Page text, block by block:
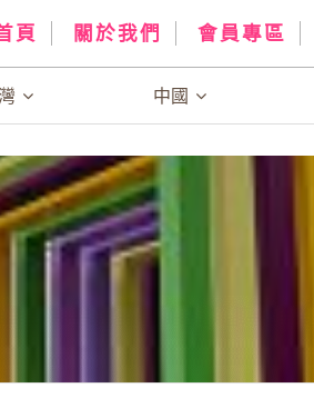
頁 關於我們 會員專區
中國